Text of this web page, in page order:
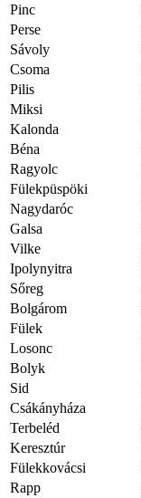
Pinc
Perse
Sávoly
Csoma
Pilis
Miksi
Kalonda
Béna
Ragyolc
Fülekpüspöki
Nagydaróc
Galsa
Vilke
Ipolynyitra
Sőreg
Bolgárom
Fülek
Losonc
Bolyk
Sid
Csákányháza
Terbeléd
Keresztúr
Fülekkovácsi
Rapp